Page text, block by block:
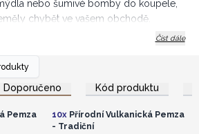
nebo šumivé bomby do koupele,
chybět ve vašem obchodě.
Číst dále
Doporučeno Kód produktu
Pemza
zaregistrujte pro
velkoobchodní ceny
10xPřírodní Vulkanická Pemza
- Tradiční